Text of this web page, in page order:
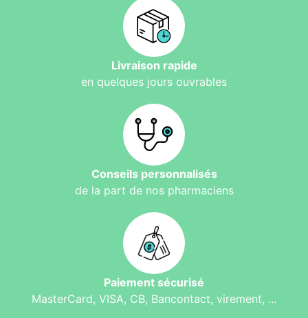
Livraison rapide
en quelques jours ouvrables
Conseils personnalisés
de la part de nos pharmaciens
Paiement sécurisé
MasterCard, VISA, CB, Bancontact, virement, ...